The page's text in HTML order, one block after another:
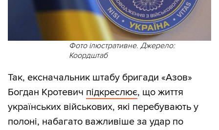
Фото ілюстративне. Джерело:
Коордштаб
Так, ексначальник штабу бригади «Азов»
Богдан Кротевич підкреслює, що життя
українських військових, які перебувають у
полоні, набагато важливіше за удар по